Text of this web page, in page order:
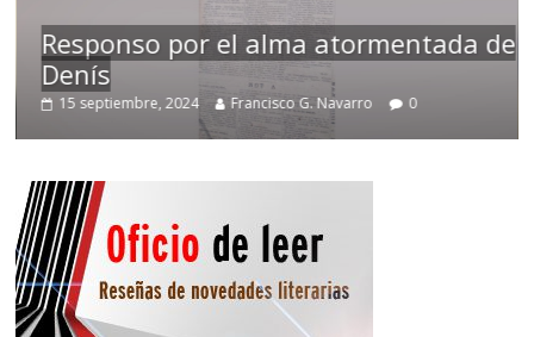
Responso por el alma atormentada de
Denís
15 septiembre, 2024 Francisco G. Navarro 0